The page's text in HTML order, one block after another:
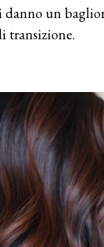
un
transizione.